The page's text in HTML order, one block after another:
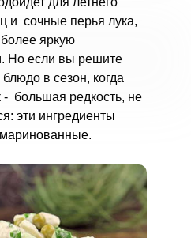
и сочные перья лука,
яркую
Но если вы решите
в сезон, когда
- большая редкость, не
эти ингредиенты